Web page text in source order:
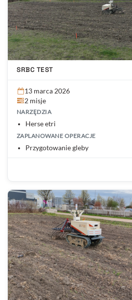
SRBC TEST
13 marca 2026
2 misje
NARZĘDZIA
Herse etri
ZAPLANOWANE OPERACJE
Przygotowanie gleby